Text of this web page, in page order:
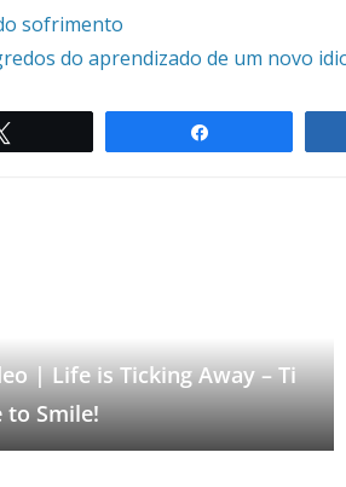
sofrimento
do aprendizado de um novo
| Life is Ticking Away – Ti
to Smile!